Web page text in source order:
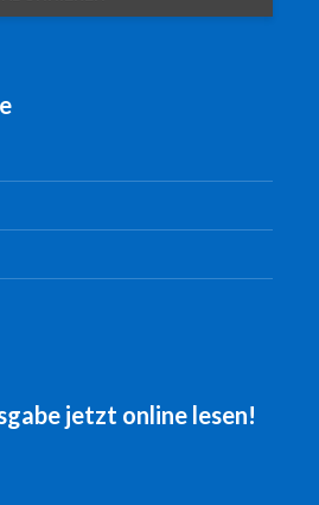
jetzt online lesen!